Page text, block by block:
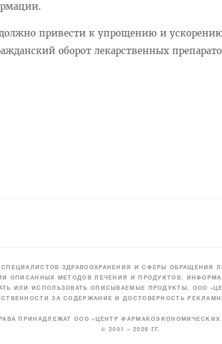
привести к упрощению и
оборот лекарственных
ЗДРАВООХРАНЕНИЯ И СФЕРЫ ОБРАЩЕНИЯ
ОПИСАННЫХ МЕТОДОВ ЛЕЧЕНИЯ И ПРОДУКТОВ.
ИЛИ ИСПОЛЬЗОВАТЬ ОПИСЫВАЕМЫЕ ПРОДУКТЫ. ООО
ЗА СОДЕРЖАНИЕ И ДОСТОВЕРНОСТЬ
ПРИНАДЛЕЖАТ ООО «ЦЕНТР ФАРМАКОЭКОНОМИЧЕСКИХ
© 2001 – 2026 ГГ.